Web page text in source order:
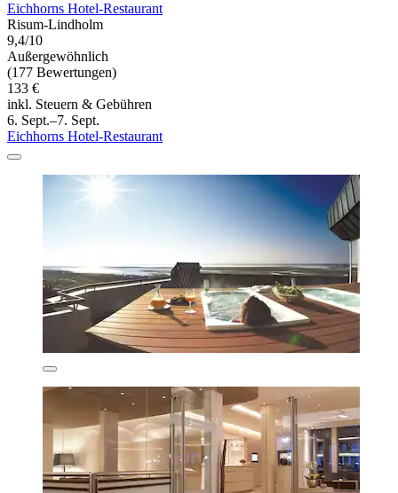
Eichhorns Hotel-Restaurant
Risum-Lindholm
9,4/10
Außergewöhnlich
(177 Bewertungen)
133 €
inkl. Steuern & Gebühren
6. Sept.–7. Sept.
Eichhorns Hotel-Restaurant